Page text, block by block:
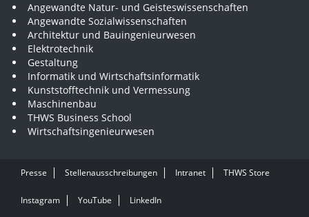
Angewandte Natur- und Geisteswissenschaften
Angewandte Sozialwissenschaften
Architektur und Bauingenieurwesen
Elektrotechnik
Gestaltung
Informatik und Wirtschaftsinformatik
Kunststofftechnik und Vermessung
Maschinenbau
THWS Business School
Wirtschaftsingenieurwesen
Presse Stellenausschreibungen Intranet THWS Store
Instagram YouTube LinkedIn